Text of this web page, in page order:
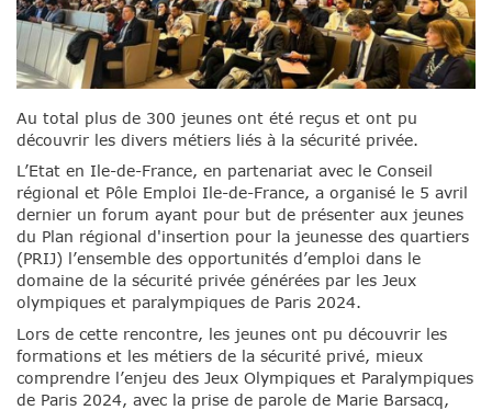
Au total plus de 300 jeunes ont été reçus et ont pu
découvrir les divers métiers liés à la sécurité privée.
L’Etat en Ile-de-France, en partenariat avec le Conseil
régional et Pôle Emploi Ile-de-France, a organisé le 5 avril
dernier un forum ayant pour but de présenter aux jeunes
du Plan régional d'insertion pour la jeunesse des quartiers
(PRIJ) l’ensemble des opportunités d’emploi dans le
domaine de la sécurité privée générées par les Jeux
olympiques et paralympiques de Paris 2024.
Lors de cette rencontre, les jeunes ont pu découvrir les
formations et les métiers de la sécurité privé, mieux
comprendre l’enjeu des Jeux Olympiques et Paralympiques
de Paris 2024, avec la prise de parole de Marie Barsacq,